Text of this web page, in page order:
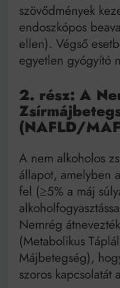
szövődmények
endoszkópos
ellen). Végső
egyetlen gyógyító
2. rész: A
(NAFLD/
A nem alkoholos
állapot, amelyben
fel (≥5% a máj
Nemrég átnevezték
(Metabolikus
Májbetegség),
szoros kapcsolatát